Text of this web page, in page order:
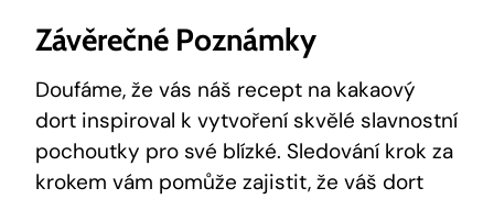
Závěrečné Poznámky
Doufáme, že vás⁢ náš recept na​ kakaový
dort ⁣inspiroval⁣ k vytvoření skvělé slavnostní
pochoutky pro své ‌blízké. Sledování ‍krok za
krokem vám⁢ pomůže zajistit, že váš dort